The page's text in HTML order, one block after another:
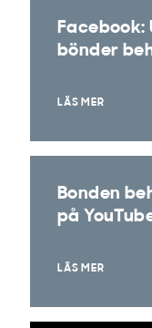
Facebook:
bönder
LÄS MER
Bonden
på
LÄS MER